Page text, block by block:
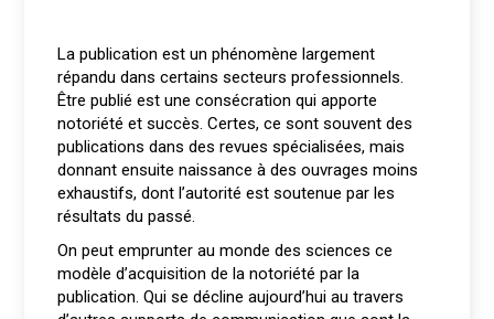
La publication est un phénomène largement
répandu dans certains secteurs professionnels.
Être publié est une consécration qui apporte
notoriété et succès. Certes, ce sont souvent des
publications dans des revues spécialisées, mais
donnant ensuite naissance à des ouvrages moins
exhaustifs, dont l’autorité est soutenue par les
résultats du passé.
On peut emprunter au monde des sciences ce
modèle d’acquisition de la notoriété par la
publication. Qui se décline aujourd’hui au travers